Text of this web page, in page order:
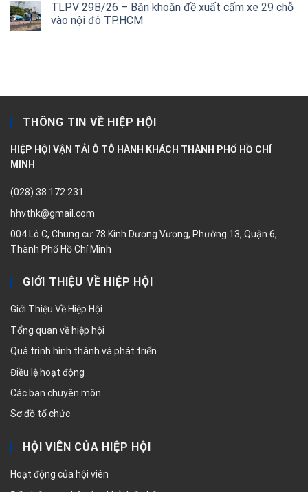
TLPV 29B/26 – Băn khoăn đề xuất cấm xe 29 chỗ
vào nội đô TP.HCM
THÔNG TIN VỀ HIỆP HỘI
HIỆP HỘI VẬN TẢI Ô TÔ HÀNH KHÁCH THÀNH PHỐ HỒ CHÍ
MINH
(028) 38 172 231
hhvthk@gmail.com
004 Lô C, Chung cư 78 Kinh Dương Vương, Phường 13, Quận 6,
Thành Phố Hồ Chí Minh
GIỚI THIỆU VỀ HIỆP HỘI
Giới Thiệu Về Hiệp Hội
Tổng quan về hiệp hội
Quá trình hình thành và phát triển
Điều lệ hoạt động
Các ban chuyên môn
Sơ đồ tổ chức
HỘI VIÊN CỦA HIỆP HỘI
Hoạt động của hội viên